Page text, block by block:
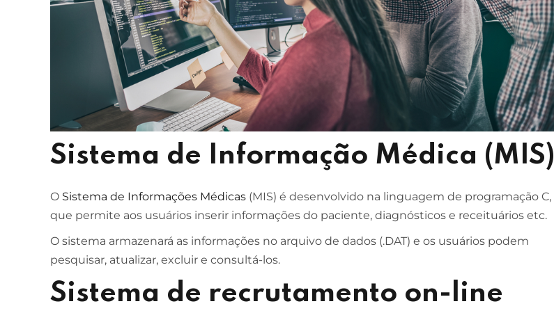
Sistema de Informação Médica (MIS)
O Sistema de Informações Médicas (MIS) é desenvolvido na linguagem de programação C,
que permite aos usuários inserir informações do paciente, diagnósticos e receituários etc.
O sistema armazenará as informações no arquivo de dados (.DAT) e os usuários podem
pesquisar, atualizar, excluir e consultá-los.
Sistema de recrutamento on-line
ESCOLA DE NEGÓCIOS NOTURNO
Contábeis
4 ANOS
MELHOR CURSO PRIVADO DE SÃO LUÍS -
ESCOLA DE NEGÓCIOS NOTURNO
Processos Gerenciais
2 ANOS
INSCREVA-SE!